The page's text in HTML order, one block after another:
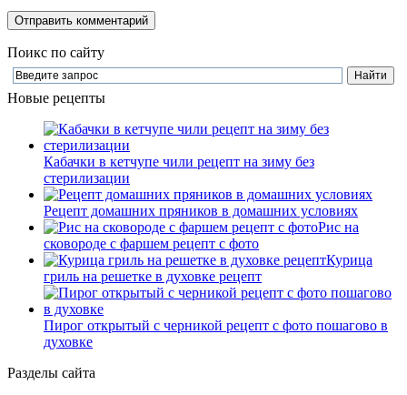
Поикс по сайту
Новые рецепты
Кабачки в кетчупе чили рецепт на зиму без
стерилизации
Рецепт домашних пряников в домашних условиях
Рис на
сковороде с фаршем рецепт с фото
Курица
гриль на решетке в духовке рецепт
Пирог открытый с черникой рецепт с фото пошагово в
духовке
Разделы сайта